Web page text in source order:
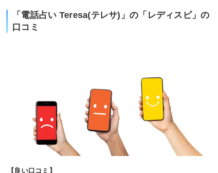
「電話占い Teresa(テレサ)」の「レディスピ」の
口コミ
【良い口コミ】